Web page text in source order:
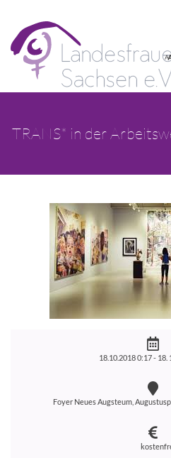
TRANS* in der
18.10.2018 0:17 - 18.
Foyer Neues Augsteum,